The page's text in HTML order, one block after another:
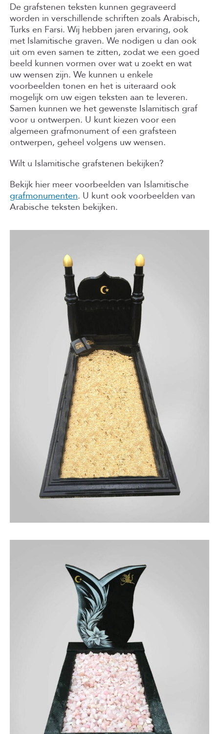
De grafstenen teksten kunnen gegraveerd
worden in verschillende schriften zoals Arabisch,
Turks en Farsi. Wij hebben jaren ervaring, ook
met Islamitische graven. We nodigen u dan ook
uit om even samen te zitten, zodat we een goed
beeld kunnen vormen over wat u zoekt en wat
uw wensen zijn. We kunnen u enkele
voorbeelden tonen en het is uiteraard ook
mogelijk om uw eigen teksten aan te leveren.
Samen kunnen we het gewenste Islamitisch graf
voor u ontwerpen. U kunt kiezen voor een
algemeen grafmonument of een grafsteen
ontwerpen, geheel volgens uw wensen.
Wilt u Islamitische grafstenen bekijken?
Bekijk hier meer voorbeelden van Islamitische
grafmonumenten. U kunt ook voorbeelden van
Arabische teksten bekijken.